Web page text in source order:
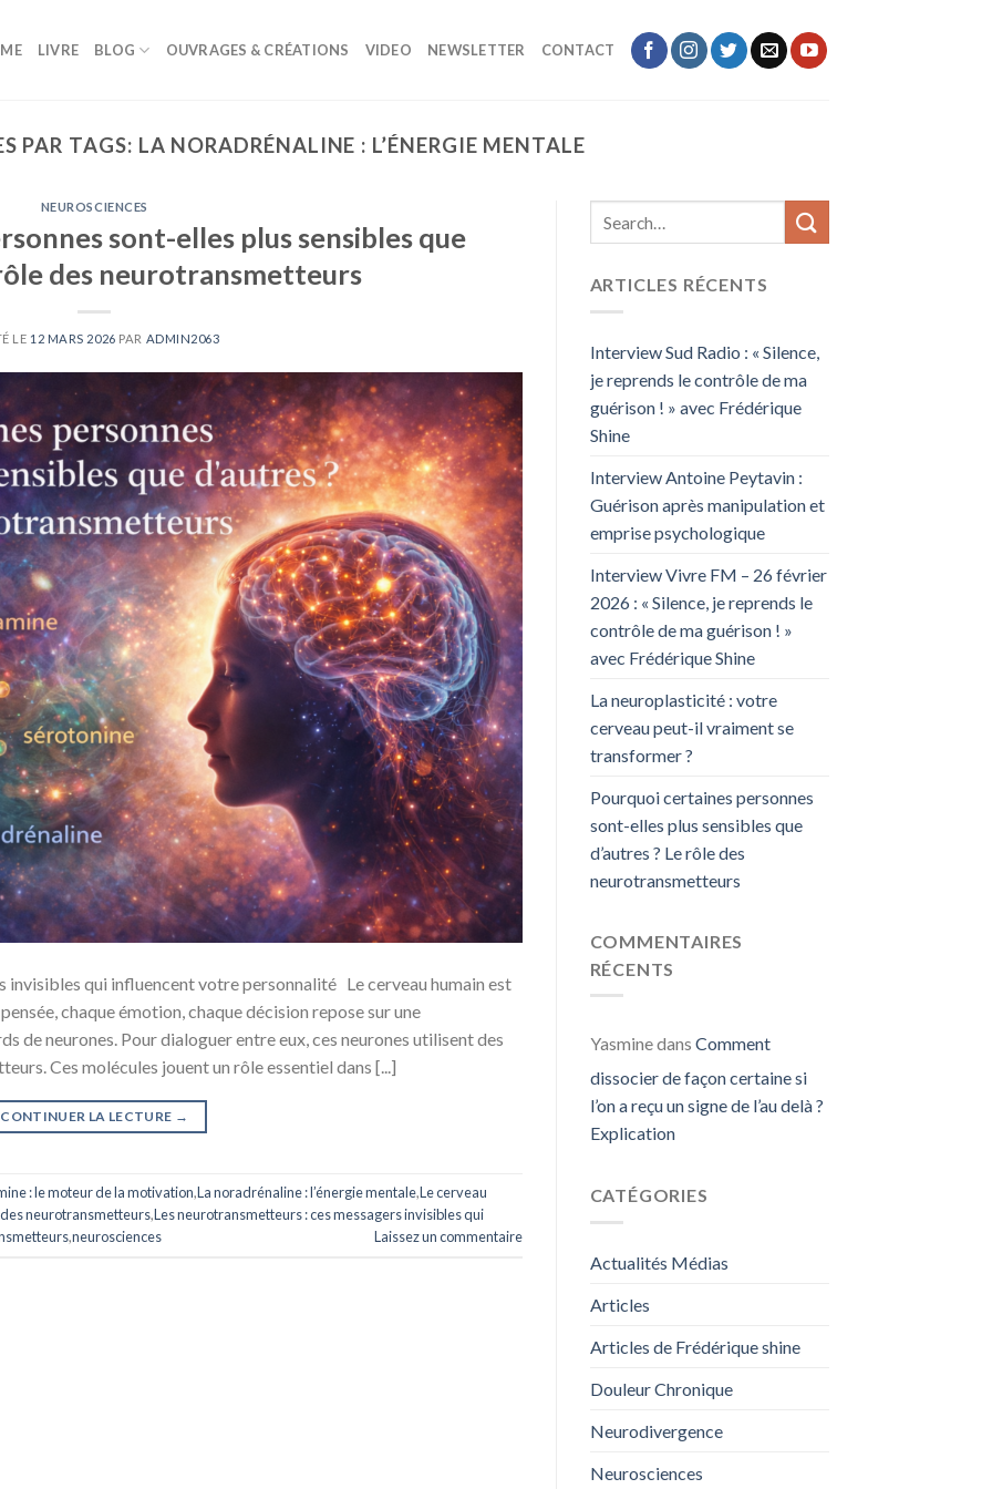
LIVRE BLOG OUVRAGES & CRÉATIONS VIDEO NEWSLETTER CONTACT
PAR TAGS: LA NORADRÉNALINE : L’ÉNERGIE MENTALE
NEUROSCIENCES
sont-elles plus sensibles que
des neurotransmetteurs
LE 12 MARS 2026 PAR ADMIN2063
invisibles qui influencent votre personnalité Le cerveau humain est
chaque émotion, chaque décision repose sur une
de neurones. Pour dialoguer entre eux, ces neurones utilisent des
Ces molécules jouent un rôle essentiel dans [...]
CONTINUER LA LECTURE →
: le moteur de la motivation,La noradrénaline : l’énergie mentale,Le cerveau
neurotransmetteurs,Les neurotransmetteurs : ces messagers invisibles qui
,neurosciences Laissez un commentaire
ARTICLES RÉCENTS
Interview Sud Radio : « Silence,
je reprends le contrôle de ma
guérison ! » avec Frédérique
Shine
Interview Antoine Peytavin :
Guérison après manipulation et
emprise psychologique
Interview Vivre FM – 26 février
2026 : « Silence, je reprends le
contrôle de ma guérison ! »
avec Frédérique Shine
La neuroplasticité : votre
cerveau peut-il vraiment se
transformer ?
Pourquoi certaines personnes
sont-elles plus sensibles que
d’autres ? Le rôle des
neurotransmetteurs
COMMENTAIRES
RÉCENTS
Yasminedans Comment
dissocier de façon certaine si
l’on a reçu un signe de l’au delà ?
Explication
CATÉGORIES
Actualités Médias
Articles
Articles de Frédérique shine
Douleur Chronique
Neurodivergence
Neurosciences